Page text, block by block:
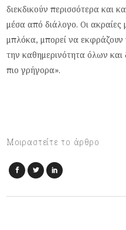
διεκδικούν περισσότερα και
μέσα από διάλογο. Οι
μπλόκα, μπορεί να εκφράζουν
την καθημερινότητα όλων
πιο γρήγορα».
Μοιραστείτε το άρθρο